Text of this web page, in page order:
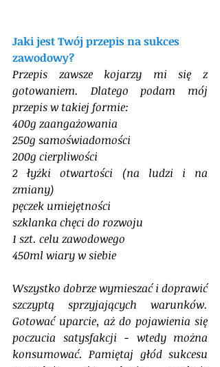
Jaki jest Twój przepis na sukces
zawodowy?
Przepis zawsze kojarzy mi się z
gotowaniem. Dlatego podam mój
przepis w takiej formie:
400g zaangażowania
250g samoświadomości
200g cierpliwości
2 łyżki otwartości (na ludzi i na
zmiany)
pęczek umiejętności
szklanka chęci do rozwoju
1 szt. celu zawodowego
450ml wiary w siebie
Wszystko dobrze wymieszać i doprawić
szczyptą sprzyjających warunków.
Gotować uparcie, aż do pojawienia się
poczucia satysfakcji - wtedy można
konsumować. Pamiętaj głód sukcesu